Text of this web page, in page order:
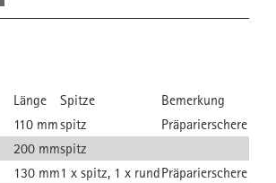
Länge Spitze
Bemerkung
110 mmspitz
Präparierschere
200 mmspitz
130 mm1 x spitz, 1 x rundPräparierschere